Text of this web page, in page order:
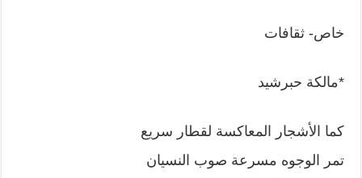
خاص- ثقافات
*مالكة حبرشيد
كما الأشجار المعاكسة لقطار سريع
تمر الوجوه مسرعة صوب النسيان